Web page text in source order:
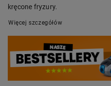
kręcone fryzury.
Więcej szczegółów